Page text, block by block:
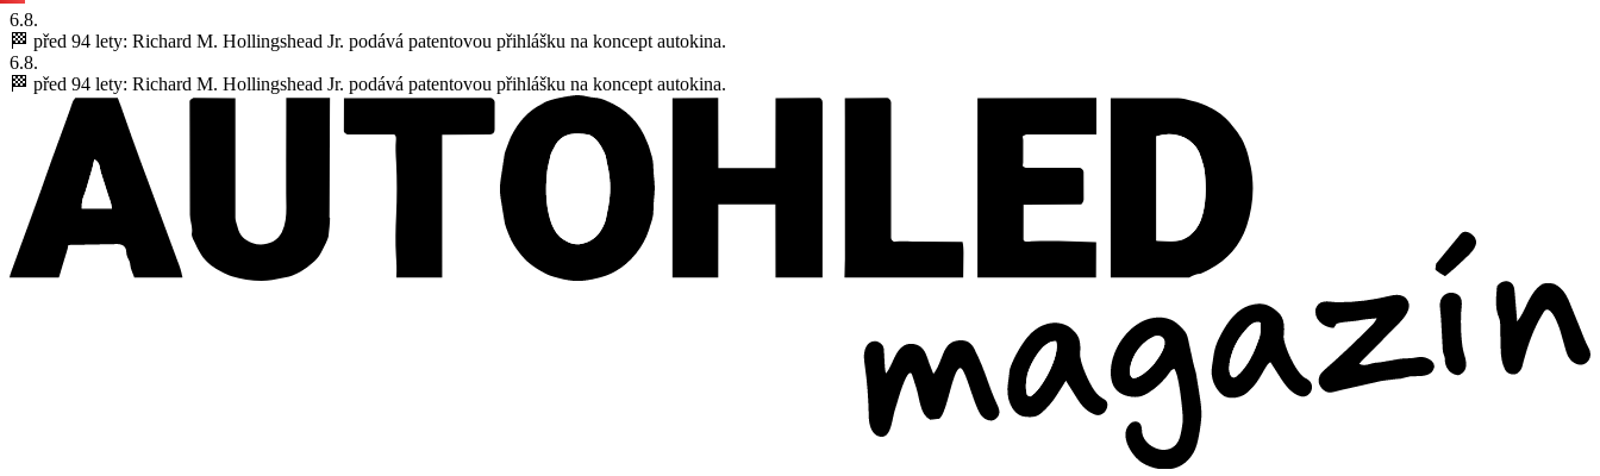
6.8.
🏁 před 94 lety: Richard M. Hollingshead Jr. podává patentovou přihlášku na koncept autokina.
6.8.
🏁 před 94 lety: Richard M. Hollingshead Jr. podává patentovou přihlášku na koncept autokina.